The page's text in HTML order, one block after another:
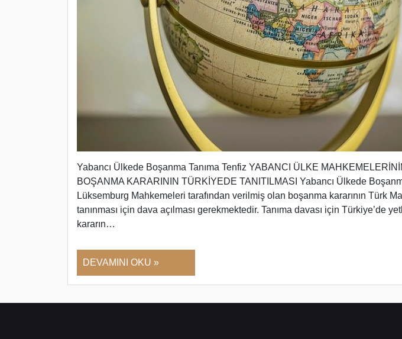
Yabancı Ülkede Boşanma Tanıma Tenfiz YABANCI ÜLKE
BOŞANMA KARARININ TÜRKİYEDE TANITILMASI Yabancı Ülkede
Lüksemburg Mahkemeleri tarafından verilmiş olan boşanma kararının Türk
tanınması için dava açılması gerekmektedir. Tanıma davası için Türkiye’de
kararın…
DEVAMINI OKU »